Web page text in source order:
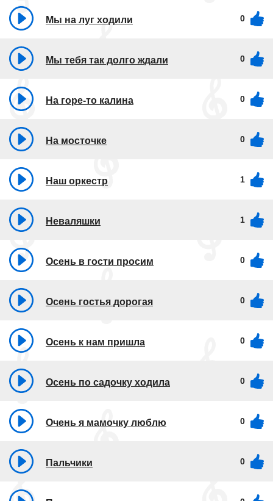
Мы на луг ходили 0
Мы тебя так долго ждали 0
На горе-то калина 0
На мосточке 0
Наш оркестр 1
Неваляшки 1
Осень в гости просим 0
Осень гостья дорогая 0
Осень к нам пришла 0
Осень по садочку ходила 0
Очень я мамочку люблю 0
Пальчики 0